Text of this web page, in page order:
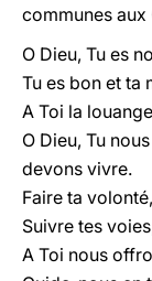
communes aux
O Dieu, Tu es
Tu es bon et ta
A Toi la
O Dieu, Tu
devons vivre.
Faire ta
Suivre tes
A Toi nous